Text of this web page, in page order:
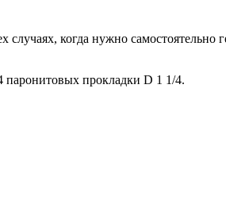
когда нужно самостоятельно
паронитовых прокладки D 1 1/4.